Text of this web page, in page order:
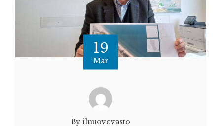
19
Mar
By ilnuovovasto